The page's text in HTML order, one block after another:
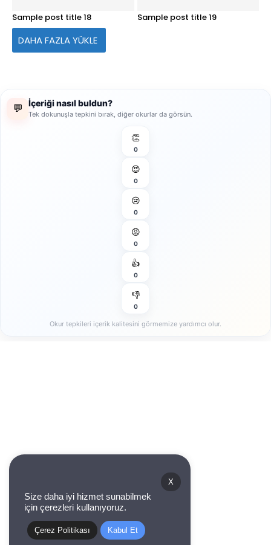
Sample post title 18 Sample post title 19
DAHA FAZLA YÜKLE
💬 İçeriği nasıl buldun?
Tek dokunuşla tepkini bırak, diğer okurlar da görsün.
👏
0
😍
0
😢
0
😡
0
👍
0
👎
0
Okur tepkileri içerik kalitesini görmemize yardımcı olur.
X
Size daha iyi hizmet sunabilmek
için çerezleri kullanıyoruz.
Çerez Politikası Kabul Et